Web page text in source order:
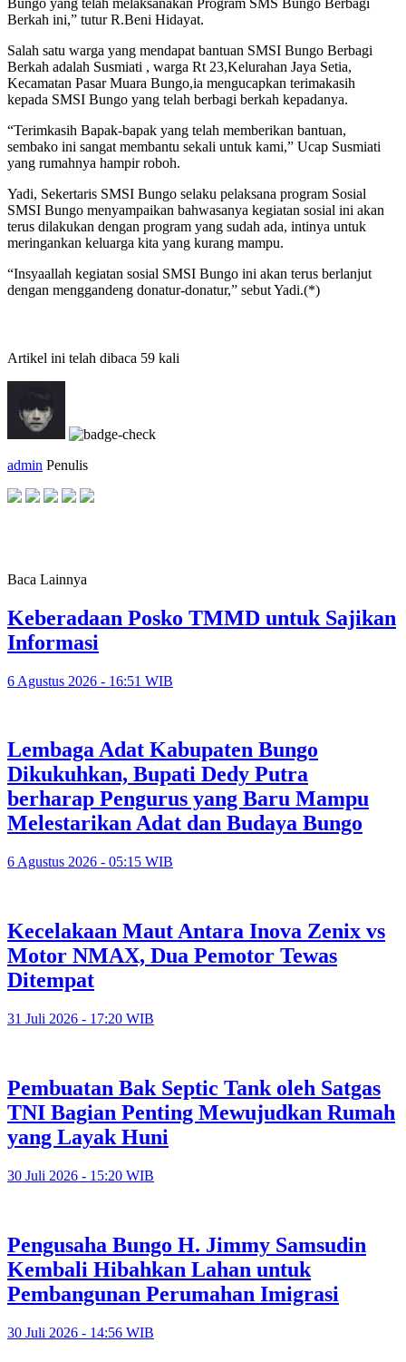
Berkah ini,” tutur R.Beni Hidayat.
Salah satu warga yang mendapat bantuan SMSI Bungo Berbagi
Berkah adalah Susmiati , warga Rt 23,Kelurahan Jaya Setia,
Kecamatan Pasar Muara Bungo,ia mengucapkan terimakasih
kepada SMSI Bungo yang telah berbagi berkah kepadanya.
“Terimkasih Bapak-bapak yang telah memberikan bantuan,
sembako ini sangat membantu sekali untuk kami,” Ucap Susmiati
yang rumahnya hampir roboh.
Yadi, Sekertaris SMSI Bungo selaku pelaksana program Sosial
SMSI Bungo menyampaikan bahwasanya kegiatan sosial ini akan
terus dilakukan dengan program yang sudah ada, intinya untuk
meringankan keluarga kita yang kurang mampu.
“Insyaallah kegiatan sosial SMSI Bungo ini akan terus berlanjut
dengan menggandeng donatur-donatur,” sebut Yadi.(*)
Artikel ini telah dibaca 59 kali
admin Penulis
Baca Lainnya
Keberadaan Posko TMMD untuk Sajikan
Informasi
6 Agustus 2026 - 16:51 WIB
Lembaga Adat Kabupaten Bungo
Dikukuhkan, Bupati Dedy Putra
berharap Pengurus yang Baru Mampu
Melestarikan Adat dan Budaya Bungo
6 Agustus 2026 - 05:15 WIB
Kecelakaan Maut Antara Inova Zenix vs
Motor NMAX, Dua Pemotor Tewas
Ditempat
31 Juli 2026 - 17:20 WIB
Pembuatan Bak Septic Tank oleh Satgas
TNI Bagian Penting Mewujudkan Rumah
yang Layak Huni
30 Juli 2026 - 15:20 WIB
Pengusaha Bungo H. Jimmy Samsudin
Kembali Hibahkan Lahan untuk
Pembangunan Perumahan Imigrasi
30 Juli 2026 - 14:56 WIB